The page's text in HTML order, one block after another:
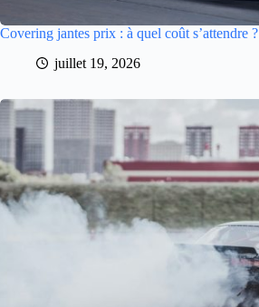
Covering jantes prix : à quel coût s’attendre ?
juillet 19, 2026